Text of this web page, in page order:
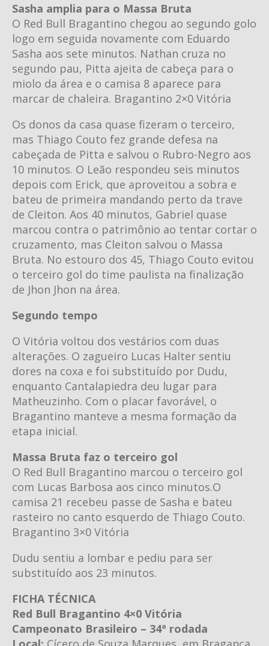
Sasha amplia para o Massa Bruta
O Red Bull Bragantino chegou ao segundo golo
logo em seguida novamente com Eduardo
Sasha aos sete minutos. Nathan cruza no
segundo pau, Pitta ajeita de cabeça para o
miolo da área e o camisa 8 aparece para
marcar de chaleira. Bragantino 2×0 Vitória
Os donos da casa quase fizeram o terceiro,
mas Thiago Couto fez grande defesa na
cabeçada de Pitta e salvou o Rubro-Negro aos
10 minutos. O Leão respondeu seis minutos
depois com Erick, que aproveitou a sobra e
bateu de primeira mandando perto da trave
de Cleiton. Aos 40 minutos, Gabriel quase
marcou contra o patrimônio ao tentar cortar o
cruzamento, mas Cleiton salvou o Massa
Bruta. No estouro dos 45, Thiago Couto evitou
o terceiro gol do time paulista na finalização
de Jhon Jhon na área.
Segundo tempo
O Vitória voltou dos vestários com duas
alterações. O zagueiro Lucas Halter sentiu
dores na coxa e foi substituído por Dudu,
enquanto Cantalapiedra deu lugar para
Matheuzinho. Com o placar favorável, o
Bragantino manteve a mesma formação da
etapa inicial.
Massa Bruta faz o terceiro gol
O Red Bull Bragantino marcou o terceiro gol
com Lucas Barbosa aos cinco minutos.O
camisa 21 recebeu passe de Sasha e bateu
rasteiro no canto esquerdo de Thiago Couto.
Bragantino 3×0 Vitória
Dudu sentiu a lombar e pediu para ser
substituído aos 23 minutos.
FICHA TÉCNICA
Red Bull Bragantino 4×0 Vitória
Campeonato Brasileiro – 34ª rodada